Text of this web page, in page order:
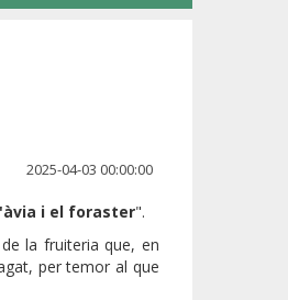
2025-04-03 00:00:00
i el foraster".
la fruiteria que, en
per temor al que